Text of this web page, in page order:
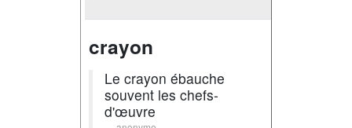
crayon
Le crayon ébauche
souvent les chefs-
d'œuvre